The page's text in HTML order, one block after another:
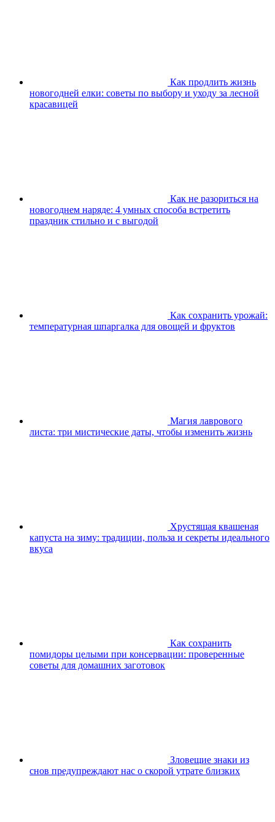
Как продлить жизнь
новогодней елки: советы по выбору и уходу за лесной
красавицей
Как не разориться на
новогоднем наряде: 4 умных способа встретить
праздник стильно и с выгодой
Как сохранить урожай:
температурная шпаргалка для овощей и фруктов
Магия лаврового
листа: три мистические даты, чтобы изменить жизнь
Хрустящая квашеная
капуста на зиму: традиции, польза и секреты идеального
вкуса
Как сохранить
помидоры целыми при консервации: проверенные
советы для домашних заготовок
Зловещие знаки из
снов предупреждают нас о скорой утрате близких